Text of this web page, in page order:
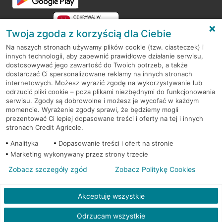
RODO
Regulamin serwisu
Mapa serwisu
PolitykaCookies
© 2026 Credit Agricole Bank Polska S.A. Wszelkie prawa zastrzeżone
Twoja zgoda z korzyścią dla Ciebie
Na naszych stronach używamy plików cookie (tzw. ciasteczek) i
innych technologii, aby zapewnić prawidłowe działanie serwisu,
dostosowywać jego zawartość do Twoich potrzeb, a także
dostarczać Ci spersonalizowane reklamy na innych stronach
internetowych. Możesz wyrazić zgodę na wykorzystywanie lub
odrzucić pliki cookie – poza plikami niezbędnymi do funkcjonowania
serwisu. Zgody są dobrowolne i możesz je wycofać w każdym
momencie. Wyrażenie zgody sprawi, że będziemy mogli
prezentować Ci lepiej dopasowane treści i oferty na tej i innych
stronach Credit Agricole.
Analityka
Dopasowanie treści i ofert na stronie
Marketing wykonywany przez strony trzecie
Akceptuję wszystkie
Odrzucam wszystkie
Zobacz szczegóły zgód Zobacz Politykę Cookies